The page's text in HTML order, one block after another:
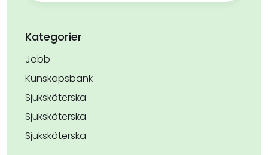
Kategorier
Jobb
Kunskapsbank
Sjuksköterska
Sjuksköterska
Sjuksköterska